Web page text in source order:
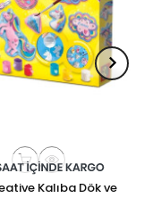
Kalıba Dök ve